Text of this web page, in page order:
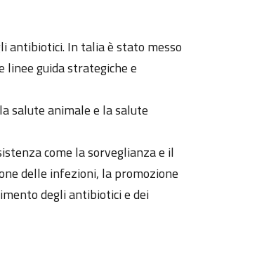
antibiotici. In talia è stato messo
linee guida strategiche e
salute animale e la salute
come la sorveglianza e il
delle infezioni, la promozione
degli antibiotici e dei